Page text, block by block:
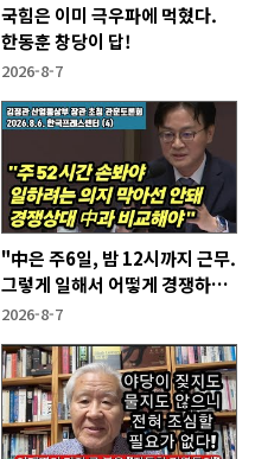
국힘은 이미 극우파에 먹혔다.
한동훈 창당이 답!
2026-8-7
"中은 주6일, 밤 12시까지 근무.
그렇게 일해서 어떻게 경쟁하냐
반문하더라"
2026-8-7